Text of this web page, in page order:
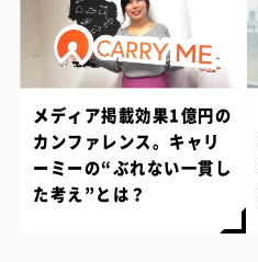
メディア掲載効果1億円の
カンファレンス。キャリ
ーミーの“ぶれない一貫し
た考え”とは？